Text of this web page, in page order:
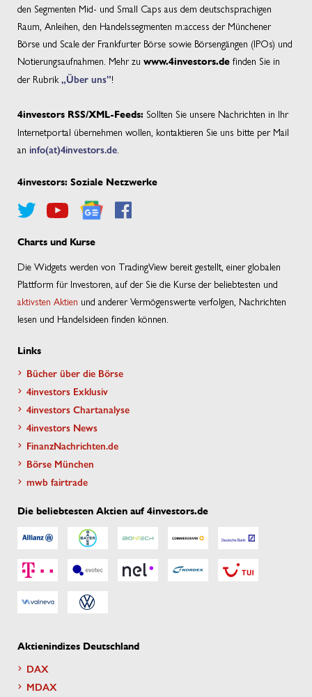
den Segmenten Mid- und Small Caps aus dem deutschsprachigen
Raum, Anleihen, den Handelssegmenten m:access der Münchener
Börse und Scale der Frankfurter Börse sowie Börsengängen (IPOs) und
Notierungsaufnahmen. Mehr zu www.4investors.de finden Sie in
der Rubrik „Über uns”!
4investors RSS/XML-Feeds: Sollten Sie unsere Nachrichten in Ihr
Internetportal übernehmen wollen, kontaktieren Sie uns bitte per Mail
an info(at)4investors.de.
4investors: Soziale Netzwerke
Charts und Kurse
Die Widgets werden von TradingView bereit gestellt, einer globalen
Plattform für Investoren, auf der Sie die Kurse der beliebtesten und
aktivsten Aktien und anderer Vermögenswerte verfolgen, Nachrichten
lesen und Handelsideen finden können.
Links
Bücher über die Börse
4investors Exklusiv
4investors Chartanalyse
4investors News
FinanzNachrichten.de
Börse München
mwb fairtrade
Die beliebtesten Aktien auf 4investors.de
Aktienindizes Deutschland
DAX
MDAX